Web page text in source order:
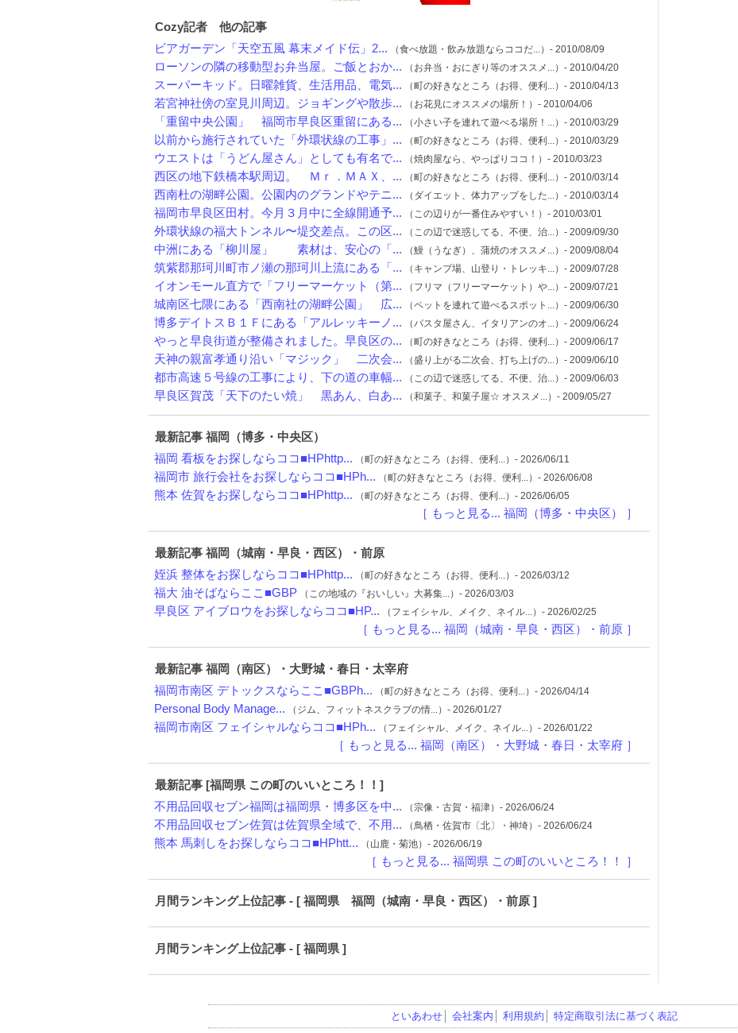
Cozy記者 他の記事
ビアガーデン「天空五風 幕末メイド伝」2... （食べ放題・飲み放題ならココだ...）- 2010/08/09
ローソンの隣の移動型お弁当屋。ご飯とおか... （お弁当・おにぎり等のオススメ...）- 2010/04/20
スーパーキッド。日曜雑貨、生活用品、電気... （町の好きなところ（お得、便利...）- 2010/04/13
若宮神社傍の室見川周辺。ジョギングや散歩... （お花見にオススメの場所！）- 2010/04/06
「重留中央公園」 福岡市早良区重留にある... （小さい子を連れて遊べる場所！...）- 2010/03/29
以前から施行されていた「外環状線の工事」... （町の好きなところ（お得、便利...）- 2010/03/29
ウエストは「うどん屋さん」としても有名で... （焼肉屋なら、やっぱりココ！）- 2010/03/23
西区の地下鉄橋本駅周辺。 Ｍｒ．ＭＡＸ、... （町の好きなところ（お得、便利...）- 2010/03/14
西南杜の湖畔公園。公園内のグランドやテニ... （ダイエット、体力アップをした...）- 2010/03/14
福岡市早良区田村。今月３月中に全線開通予... （この辺りが一番住みやすい！）- 2010/03/01
外環状線の福大トンネル〜堤交差点。この区... （この辺で迷惑してる、不便、治...）- 2009/09/30
中洲にある「柳川屋」 素材は、安心の「... （鰻（うなぎ）、蒲焼のオススメ...）- 2009/08/04
筑紫郡那珂川町市ノ瀬の那珂川上流にある「... （キャンプ場、山登り・トレッキ...）- 2009/07/28
イオンモール直方で「フリーマーケット（第... （フリマ（フリーマーケット）や...）- 2009/07/21
城南区七隈にある「西南社の湖畔公園」 広... （ペットを連れて遊べるスポット...）- 2009/06/30
博多デイトスＢ１Ｆにある「アルレッキーノ... （パスタ屋さん、イタリアンのオ...）- 2009/06/24
やっと早良街道が整備されました。早良区の... （町の好きなところ（お得、便利...）- 2009/06/17
天神の親富孝通り沿い「マジック」 二次会... （盛り上がる二次会、打ち上げの...）- 2009/06/10
都市高速５号線の工事により、下の道の車幅... （この辺で迷惑してる、不便、治...）- 2009/06/03
早良区賀茂「天下のたい焼」 黒あん、白あ... （和菓子、和菓子屋☆ オススメ...）- 2009/05/27
最新記事 福岡（博多・中央区）
福岡 看板をお探しならココ■HPhttp... （町の好きなところ（お得、便利...）- 2026/06/11
福岡市 旅行会社をお探しならココ■HPh... （町の好きなところ（お得、便利...）- 2026/06/08
熊本 佐賀をお探しならココ■HPhttp... （町の好きなところ（お得、便利...）- 2026/06/05
［ もっと見る... 福岡（博多・中央区） ］
最新記事 福岡（城南・早良・西区）・前原
姪浜 整体をお探しならココ■HPhttp... （町の好きなところ（お得、便利...）- 2026/03/12
福大 油そばならここ■GBP （この地域の『おいしい』大募集...）- 2026/03/03
早良区 アイブロウをお探しならココ■HP... （フェイシャル、メイク、ネイル...）- 2026/02/25
［ もっと見る... 福岡（城南・早良・西区）・前原 ］
最新記事 福岡（南区）・大野城・春日・太宰府
福岡市南区 デトックスならここ■GBPh... （町の好きなところ（お得、便利...）- 2026/04/14
Personal Body Manage... （ジム、フィットネスクラブの情...）- 2026/01/27
福岡市南区 フェイシャルならココ■HPh... （フェイシャル、メイク、ネイル...）- 2026/01/22
［ もっと見る... 福岡（南区）・大野城・春日・太宰府 ］
最新記事 [福岡県 この町のいいところ！！]
不用品回収セブン福岡は福岡県・博多区を中... （宗像・古賀・福津）- 2026/06/24
不用品回収セブン佐賀は佐賀県全域で、不用... （鳥栖・佐賀市〔北〕・神埼）- 2026/06/24
熊本 馬刺しをお探しならココ■HPhtt... （山鹿・菊池）- 2026/06/19
［ もっと見る... 福岡県 この町のいいところ！！ ］
月間ランキング上位記事 - [ 福岡県 福岡（城南・早良・西区）・前原 ]
月間ランキング上位記事 - [ 福岡県 ]
といあわせ│ 会社案内 利用規約 特定商取引法に基づく表記